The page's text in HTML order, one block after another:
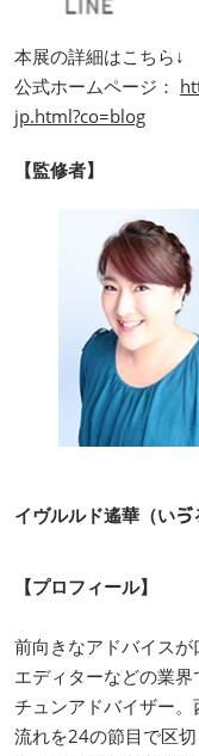
本展の詳細はこちら↓
公式ホームページ：
jp.html?co=blog
【監修者】
イヴルルド遙華（いゔ
【プロフィール】
前向きなアドバイスが
エディターなどの業
チュンアドバイザー
流れを24の節目で区